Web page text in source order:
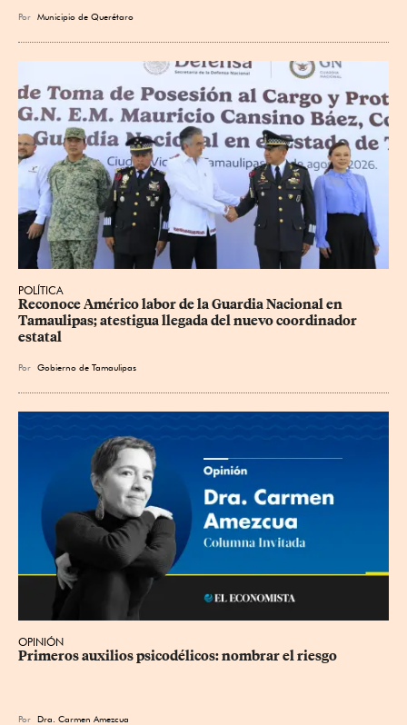
Por Municipio de Querétaro
POLÍTICA
Reconoce Américo labor de la Guardia Nacional en
Tamaulipas; atestigua llegada del nuevo coordinador
estatal
Por Gobierno de Tamaulipas
OPINIÓN
Primeros auxilios psicodélicos: nombrar el riesgo
Por Dra. Carmen Amezcua